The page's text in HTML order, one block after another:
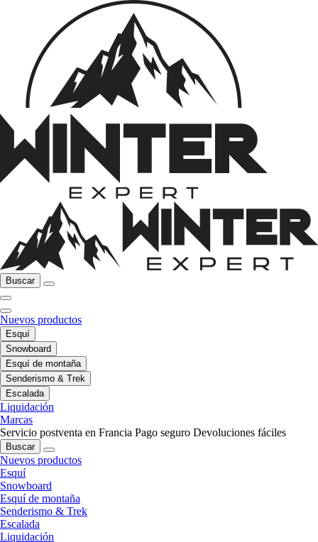
Buscar
Nuevos productos
Esquí
Snowboard
Esquí de montaña
Senderismo & Trek
Escalada
Liquidación
Marcas
Servicio postventa en Francia Pago seguro Devoluciones fáciles
Buscar
Nuevos productos
Esquí
Snowboard
Esquí de montaña
Senderismo & Trek
Escalada
Liquidación